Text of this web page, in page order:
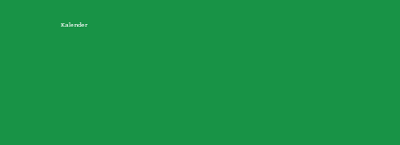
Kalender